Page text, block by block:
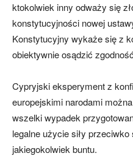
ktokolwiek inny odważy się
konstytucyjności nowej
Konstytucyjny wykaże się z
obiektywnie osądzić
Cypryjski eksperyment z
europejskimi narodami
wszelki wypadek
legalne użycie siły
jakiegokolwiek buntu.